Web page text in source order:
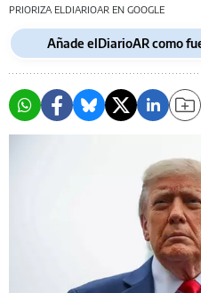
PRIORIZA ELDIARIOAR EN GOOGLE
Añade elDiarioAR como